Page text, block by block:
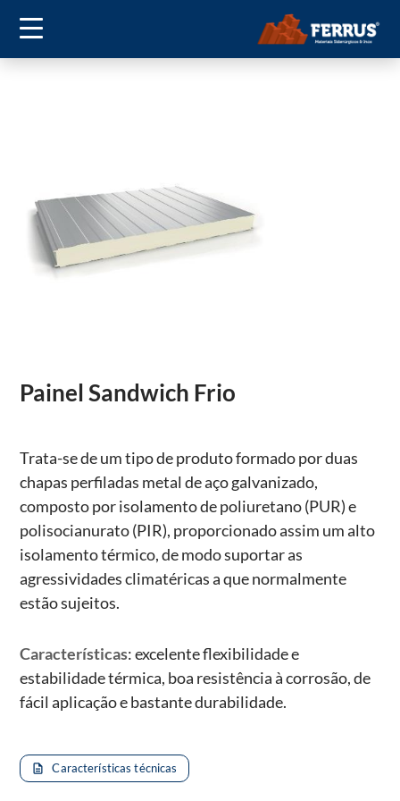
Painel Sandwich Frio
Trata-se de um tipo de produto formado por duas
chapas perfiladas metal de aço galvanizado,
composto por isolamento de poliuretano (PUR) e
polisocianurato (PIR), proporcionado assim um alto
isolamento térmico, de modo suportar as
agressividades climatéricas a que normalmente
estão sujeitos.
Características: excelente flexibilidade e
estabilidade térmica, boa resistência à corrosão, de
fácil aplicação e bastante durabilidade.
description Características técnicas